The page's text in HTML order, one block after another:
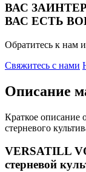
ВАС
ВАС ЕСТЬ
Обратитесь к нам
Свяжитесь с нами
Описание
Краткое описание
стерневого
VERSATILL
стерневой